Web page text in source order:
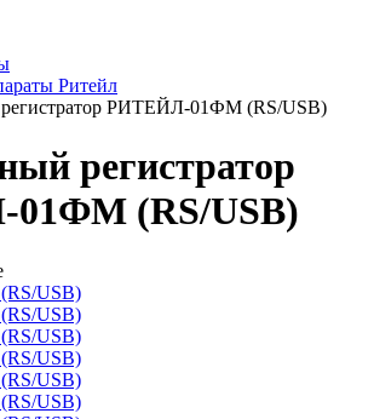
Ритейл
РИТЕЙЛ-01ФМ (RS/USB)
регистратор
(RS/USB)